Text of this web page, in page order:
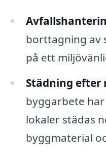
borttagning av
på ett
Städning efter
byggarbete
lokaler städas
byggmaterial